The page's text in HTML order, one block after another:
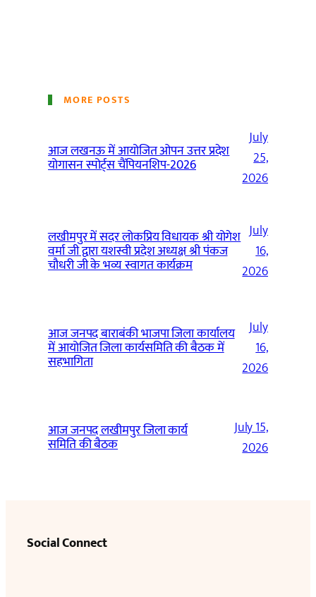
MORE POSTS
आज लखनऊ में आयोजित ओपन उत्तर प्रदेश
योगासन स्पोर्ट्स चैंपियनशिप-2026
July
25,
2026
लखीमपुर में सदर लोकप्रिय विधायक श्री योगेश
वर्मा जी द्वारा यशस्वी प्रदेश अध्यक्ष श्री पंकज
चौधरी जी के भव्य स्वागत कार्यक्रम
July
16,
2026
आज जनपद बाराबंकी भाजपा जिला कार्यालय
में आयोजित जिला कार्यसमिति की बैठक में
सहभागिता
July
16,
2026
आज जनपद लखीमपुर जिला कार्य
समिति की बैठक
July 15,
2026
Social Connect